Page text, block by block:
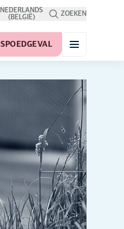
NEDERLANDS
(BELGIË)
ZOEKEN
SPOEDGEVAL